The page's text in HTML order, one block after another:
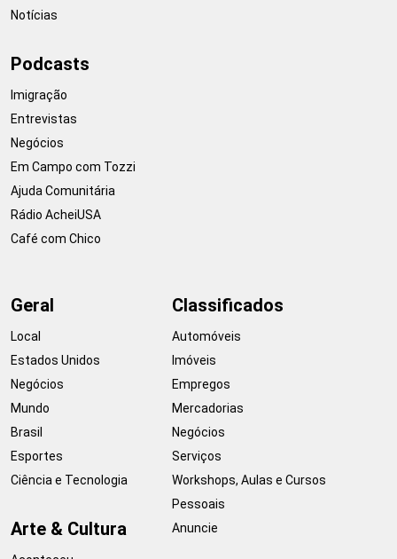
Notícias
Podcasts
Imigração
Entrevistas
Negócios
Em Campo com Tozzi
Ajuda Comunitária
Rádio AcheiUSA
Café com Chico
Geral
Local
Estados Unidos
Negócios
Mundo
Brasil
Esportes
Ciência e Tecnologia
Arte & Cultura
Classificados
Automóveis
Imóveis
Empregos
Mercadorias
Negócios
Serviços
Workshops, Aulas e Cursos
Pessoais
Anuncie